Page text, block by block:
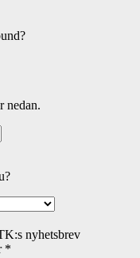
nedan.
nyhetsbrev
*